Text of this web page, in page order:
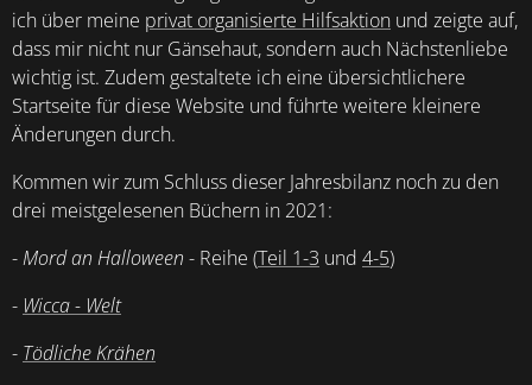
ich über meine privat organisierte Hilfsaktion und zeigte auf,
dass mir nicht nur Gänsehaut, sondern auch Nächstenliebe
wichtig ist. Zudem gestaltete ich eine übersichtlichere
Startseite für diese Website und führte weitere kleinere
Änderungen durch.
Kommen wir zum Schluss dieser Jahresbilanz noch zu den
drei meistgelesenen Büchern in 2021:
-Mord an Halloween - Reihe (Teil 1-3 und 4-5)
- Wicca - Welt
- Tödliche Krähen